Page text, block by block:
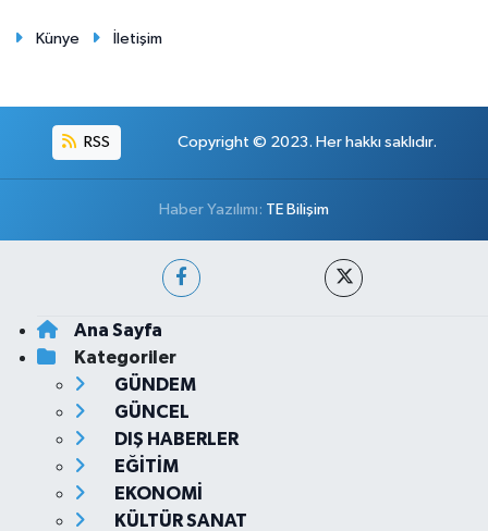
Künye İletişim
RSS Copyright © 2023. Her hakkı saklıdır.
Haber Yazılımı: TE Bilişim
Ana Sayfa
Kategoriler
GÜNDEM
GÜNCEL
DIŞ HABERLER
EĞİTİM
EKONOMİ
KÜLTÜR SANAT